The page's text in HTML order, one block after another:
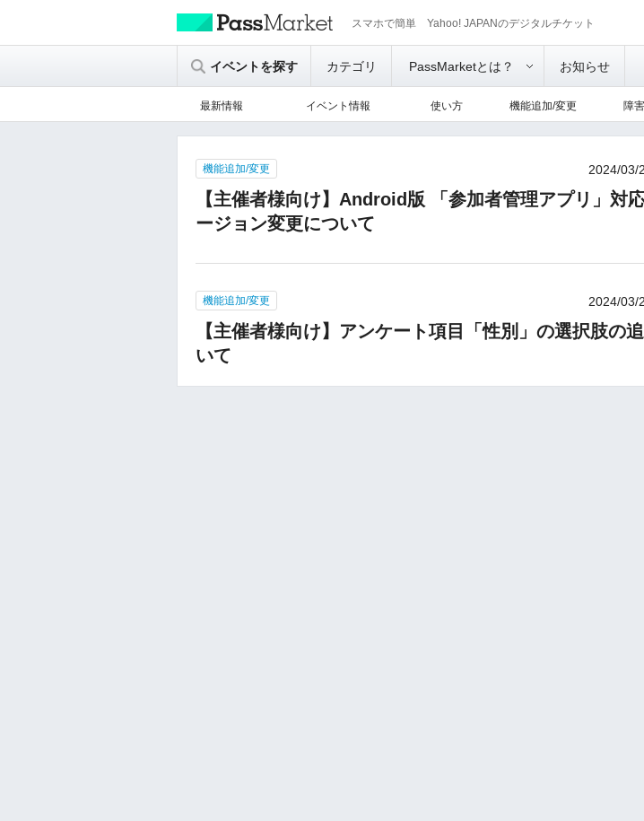
スマホで簡単 Yahoo! JAPANのデジタルチケット
イベントを探す カテゴリ PassMarketとは？ お知らせ
最新情報 イベント情報 使い方 機能追加/変更 障
機能追加/変更 2024/03/
【主催者様向け】Android版 「参加者管理アプリ」対
ージョン変更について
機能追加/変更 2024/03/
【主催者様向け】アンケート項目「性別」の選択肢の
いて